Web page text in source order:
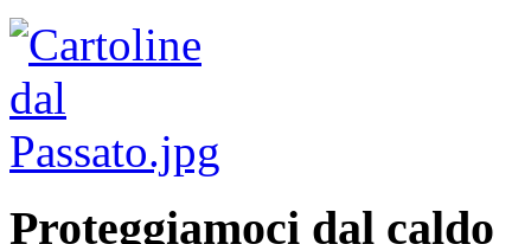
Proteggiamoci dal caldo